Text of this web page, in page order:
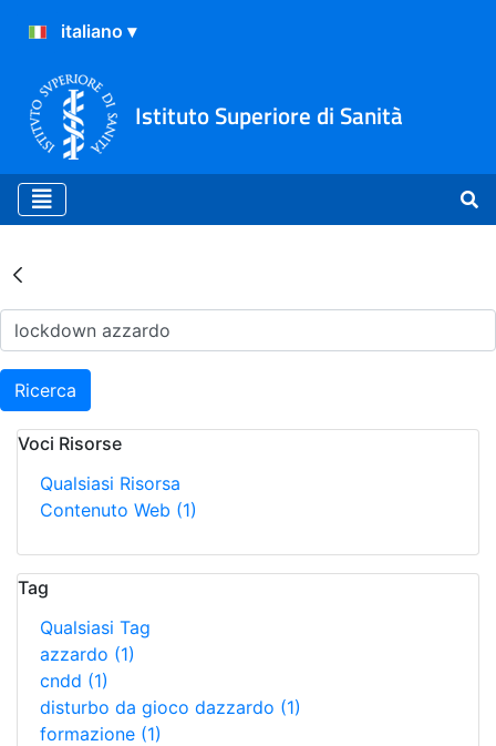
Istituto Superiore di Sanità
Risultati della Ricerca -
Ricerca
Voci Risorse
Qualsiasi Risorsa
Contenuto Web (1)
Tag
Qualsiasi Tag
azzardo (1)
cndd (1)
disturbo da gioco dazzardo (1)
formazione (1)